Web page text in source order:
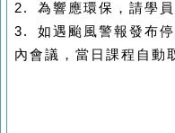
2. 為響應環保，請學員
3. 如遇颱風警報發布
內會議，當日課程自動